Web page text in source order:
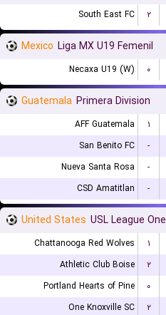
South East FC ۲
Mexico Liga MX U19 Femenil
Necaxa U19 (W) ۰
Guatemala Primera Division
AFF Guatemala ۱
San Benito FC
-
Nueva Santa Rosa
-
CSD Amatitlan
-
United States USL League One
Chattanooga Red Wolves ۱
Athletic Club Boise
۲
Portland Hearts of Pine
۰
One Knoxville SC
۲